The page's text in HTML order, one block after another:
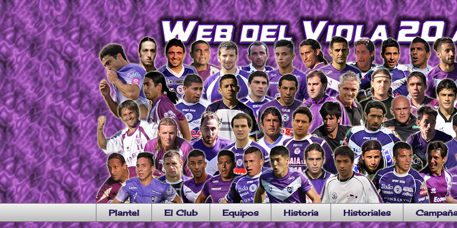
Plantel El Club Equipos Historia Historiales